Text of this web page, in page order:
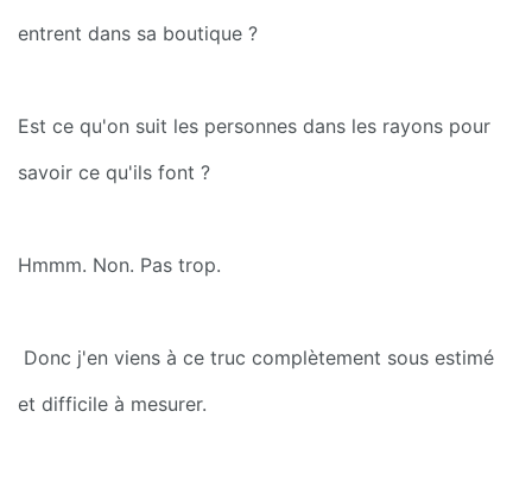
entrent dans sa boutique ?
Est ce qu'on suit les personnes dans les rayons pour
savoir ce qu'ils font ?
Hmmm. Non. Pas trop.
et difficile à mesurer.